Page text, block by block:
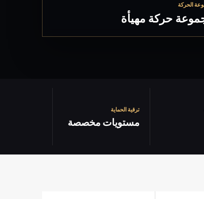
الحركة
حركة مهيأة
ترقية الحماية
مستويات مخصصة